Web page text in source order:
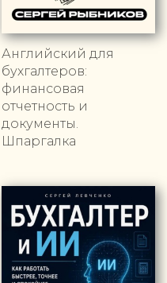
Английский для
бухгалтеров:
финансовая
отчетность и
документы.
Шпаргалка